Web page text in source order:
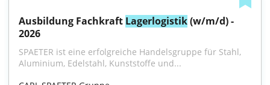
Ausbildung Fachkraft Lagerlogistik (w/m/d) -
2026
SPAETER ist eine erfolgreiche Handelsgruppe für Stahl,
Aluminium, Edelstahl, Kunststoffe und...